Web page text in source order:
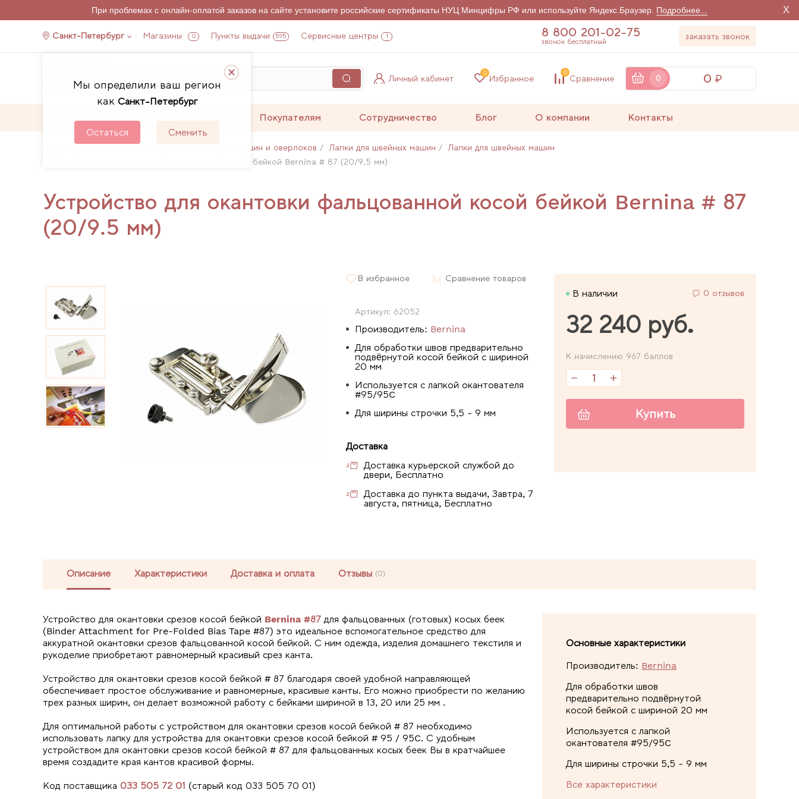
При проблемах с онлайн-оплатой заказов на сайте установите российские сертификаты НУЦ Минцифры РФ или используйте Яндекс.Браузер. Подробнее... X
Санкт-Петербург Магазины 0 Пункты выдачи 595 Сервисные центры 1
Мы определили ваш регион
как Санкт-Петербург
Остаться Сменить
8 800 201-02-75
звонок бесплатный
заказать звонок
Личный кабинет Избранное
0
Сравнение
0
0 0
Покупателям Сотрудничество Блог О компании Контакты
Каталог Аксессуары для швейных машин и оверлоков Лапки для швейных машин
Лапки для швейных машин
Устройство для окантовки фальцованной косой бейкой Bernina # 87 (20/9.5 мм)
Устройство для окантовки фальцованной косой бейкой Bernina # 87
(20/9.5 мм)
В избранное Сравнение товаров
Артикул: 62052
Производитель: Bernina
Для обработки швов предварительно
подвёрнутой косой бейкой с шириной
20 мм
Используется с лапкой окантователя
#95/95C
Для ширины строчки 5,5 - 9 мм
Доставка
Доставка курьерской службой до
двери, Бесплатно
Доставка до пункта выдачи, Завтра, 7
августа, пятница, Бесплатно
В наличии 0 отзывов
32 240 руб.
К начислению 967 баллов
Купить
Описание Характеристики Доставка и оплата Отзывы (0)
Устройство для окантовки срезов косой бейкой Bernina #87 для фальцованных (готовых) косых беек
(Binder Attachment for Pre-Folded Bias Tape #87) это идеальное вспомогательное средство для
аккуратной окантовки срезов фальцованной косой бейкой. С ним одежда, изделия домашнего текстиля и
рукоделие приобретают равномерный красивый срез канта.
Устройство для окантовки срезов косой бейкой # 87 благодаря своей удобной направляющей
обеспечивает простое обслуживание и равномерные, красивые канты. Его можно приобрести по желанию
трех разных ширин, он делает возможной работу с бейками шириной в 13, 20 или 25 мм .
Для оптимальной работы с устройством для окантовки срезов косой бейкой # 87 необходимо
использовать лапку для устройства для окантовки срезов косой бейкой # 95 / 95C. С удобным
устройством для окантовки срезов косой бейкой # 87 для фальцованных косых беек Вы в кратчайшее
время создадите края кантов красивой формы.
Код поставщика 033 505 72 01 (старый код 033 505 70 01)
Основные характеристики
Производитель: Bernina
Для обработки швов
предварительно подвёрнутой
косой бейкой с шириной 20 мм
Используется с лапкой
окантователя #95/95C
Для ширины строчки 5,5 - 9 мм
Все характеристики